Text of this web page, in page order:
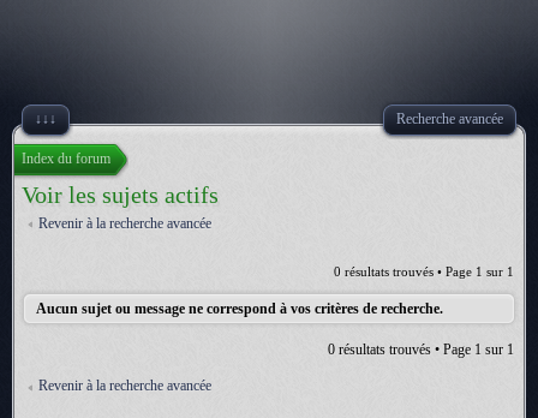
↓↓↓ Recherche avancée
Index du forum
Voir les sujets actifs
Revenir à la recherche avancée
0 résultats trouvés • Page 1 sur 1
Aucun sujet ou message ne correspond à vos critères de recherche.
0 résultats trouvés • Page 1 sur 1
Revenir à la recherche avancée